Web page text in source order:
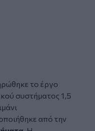
το έργο
συστήματος 1,5
από την